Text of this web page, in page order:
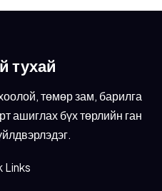
тухай
төмөр зам, барилга
ашиглах бүх төрлийн ган
Links